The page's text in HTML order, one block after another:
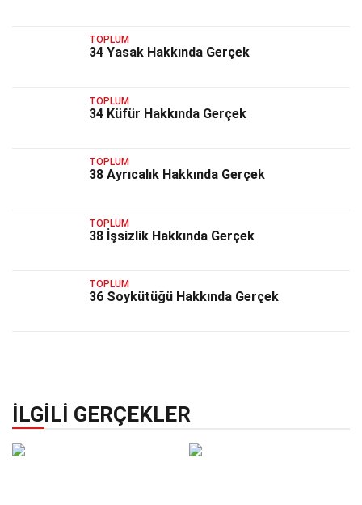
TOPLUM
34 Yasak Hakkında Gerçek
TOPLUM
34 Küfür Hakkında Gerçek
TOPLUM
38 Ayrıcalık Hakkında Gerçek
TOPLUM
38 İşsizlik Hakkında Gerçek
TOPLUM
36 Soykütüğü Hakkında Gerçek
İLGILI GERÇEKLER